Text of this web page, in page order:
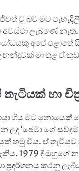
වූ බව මට
අවස්ථා ලැබුණේ නැත.
අපේ පළාතේ
මා තුළ ඒ
තැටියක් හා
ගිය මට නොයෙක්
ලද ‘ජෙමා ගේ
හමු විය. ඒ තැටියට
1979 දී ඔහුගේ
ප්‍රදර්ශනය කරනු